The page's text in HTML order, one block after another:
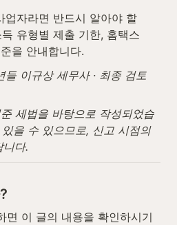
업자라면 반드시 알아야 할
유형별 제출 기한, 홈택스
을 안내합니다.
들 이규상 세무사 · 최종 검토
세법을 바탕으로 작성되었습
을 수 있으므로, 신고 시점의
니다.
면 이 글의 내용을 확인하시기